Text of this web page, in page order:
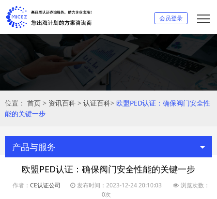
会员登录
位置： 首页 > 资讯百科 > 认证百科> 欧盟PED认证：确保阀门安全性
能的关键一步
产品与服务
欧盟PED认证：确保阀门安全性能的关键一步
作者： CE认证公司 发布时间：2023-12-24 20:10:03
浏览次数：
0次